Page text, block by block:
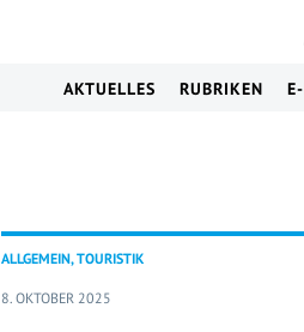
AKTUELLES RUBRIKEN
ALLGEMEIN, TOURISTIK
8. OKTOBER 2025